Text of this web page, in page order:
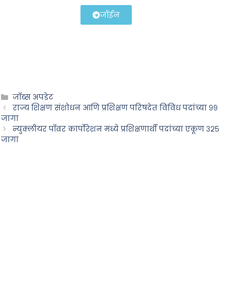
जॉईन
जॉब्स अपडेट
राज्य शिक्षण संशोधन आणि प्रशिक्षण परिषदेत विविध पदांच्या ९९
जागा
न्युक्लीयर पॉवर कार्पोरेशन मध्ये प्रशिक्षणार्थी पदांच्या एकूण ३२५
जागा